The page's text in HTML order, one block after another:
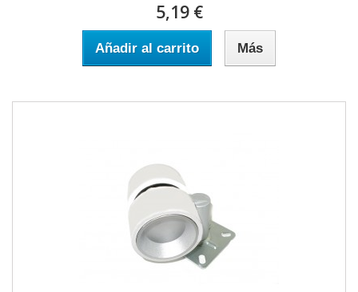
5,19 €
Añadir al carrito Más